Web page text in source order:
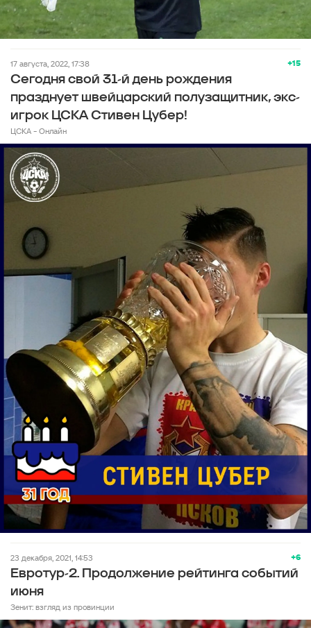
+15
17 августа, 2022, 17:38
Сегодня свой 31-й день рождения
празднует швейцарский полузащитник, экс-
игрок ЦСКА Стивен Цубер!
ЦСКА - Онлайн
+6
23 декабря, 2021, 14:53
Евротур-2. Продолжение рейтинга событий
июня
Зенит: взгляд из провинции